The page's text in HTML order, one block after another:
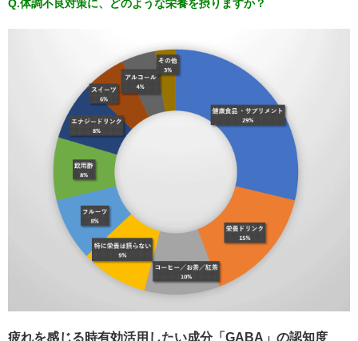
Q.体調不良対策に、どのような栄養を摂りますか？
疲れを感じる時有効活用したい成分「GABA」の認知度